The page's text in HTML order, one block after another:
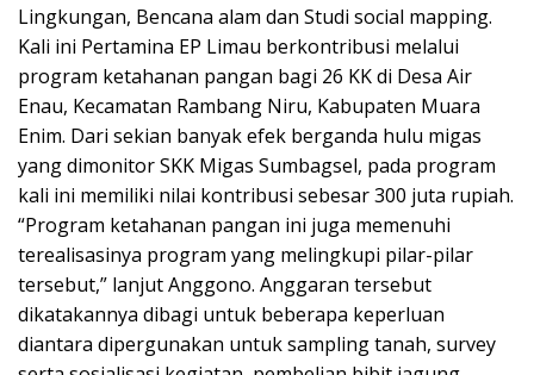
Lingkungan, Bencana alam dan Studi social mapping.
Kali ini Pertamina EP Limau berkontribusi melalui
program ketahanan pangan bagi 26 KK di Desa Air
Enau, Kecamatan Rambang Niru, Kabupaten Muara
Enim. Dari sekian banyak efek berganda hulu migas
yang dimonitor SKK Migas Sumbagsel, pada program
kali ini memiliki nilai kontribusi sebesar 300 juta rupiah.
“Program ketahanan pangan ini juga memenuhi
terealisasinya program yang melingkupi pilar-pilar
tersebut,” lanjut Anggono. Anggaran tersebut
dikatakannya dibagi untuk beberapa keperluan
diantara dipergunakan untuk sampling tanah, survey